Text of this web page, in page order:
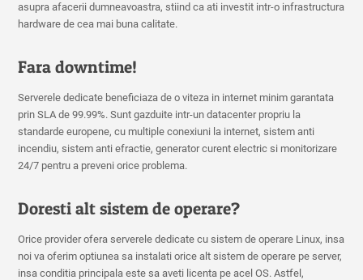
asupra afacerii dumneavoastra, stiind ca ati investit intr-o infrastructura
hardware de cea mai buna calitate.
Fara downtime!
Serverele dedicate beneficiaza de o viteza in internet minim garantata
prin SLA de 99.99%. Sunt gazduite intr-un datacenter propriu la
standarde europene, cu multiple conexiuni la internet, sistem anti
incendiu, sistem anti efractie, generator curent electric si monitorizare
24/7 pentru a preveni orice problema.
Doresti alt sistem de operare?
Orice provider ofera serverele dedicate cu sistem de operare Linux, insa
noi va oferim optiunea sa instalati orice alt sistem de operare pe server,
insa conditia principala este sa aveti licenta pe acel OS. Astfel,